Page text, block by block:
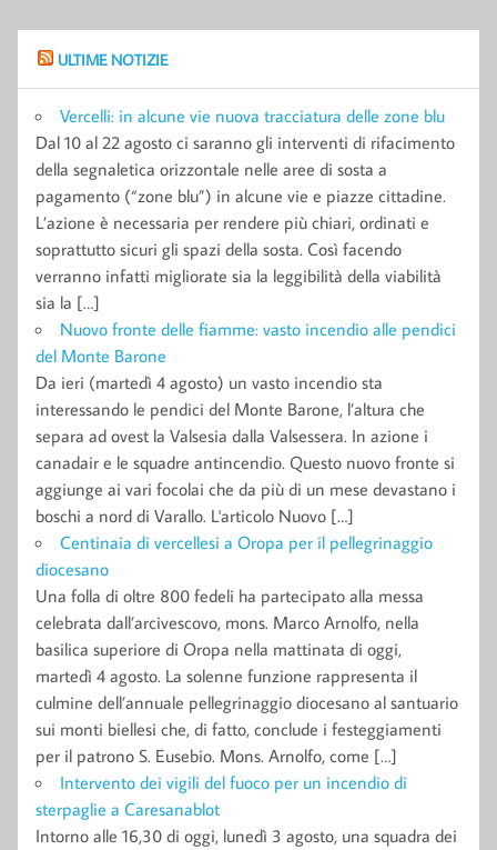
ULTIME NOTIZIE
Vercelli: in alcune vie nuova tracciatura delle zone blu
Dal 10 al 22 agosto ci saranno gli interventi di rifacimento
della segnaletica orizzontale nelle aree di sosta a
pagamento (“zone blu”) in alcune vie e piazze cittadine.
L’azione è necessaria per rendere più chiari, ordinati e
soprattutto sicuri gli spazi della sosta. Così facendo
verranno infatti migliorate sia la leggibilità della viabilità
sia la […]
Nuovo fronte delle fiamme: vasto incendio alle pendici
del Monte Barone
Da ieri (martedì 4 agosto) un vasto incendio sta
interessando le pendici del Monte Barone, l’altura che
separa ad ovest la Valsesia dalla Valsessera. In azione i
canadair e le squadre antincendio. Questo nuovo fronte si
aggiunge ai vari focolai che da più di un mese devastano i
boschi a nord di Varallo. L'articolo Nuovo […]
Centinaia di vercellesi a Oropa per il pellegrinaggio
diocesano
Una folla di oltre 800 fedeli ha partecipato alla messa
celebrata dall’arcivescovo, mons. Marco Arnolfo, nella
basilica superiore di Oropa nella mattinata di oggi,
martedì 4 agosto. La solenne funzione rappresenta il
culmine dell’annuale pellegrinaggio diocesano al santuario
sui monti biellesi che, di fatto, conclude i festeggiamenti
per il patrono S. Eusebio. Mons. Arnolfo, come […]
Intervento dei vigili del fuoco per un incendio di
sterpaglie a Caresanablot
Intorno alle 16,30 di oggi, lunedì 3 agosto, una squadra dei